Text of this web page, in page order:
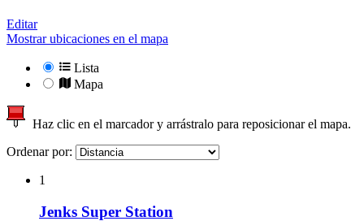
Editar
Mostrar ubicaciones en el mapa
Lista
Mapa
Haz clic en el marcador y arrástralo para reposicionar el mapa.
Ordenar por:
1
Jenks Super Station